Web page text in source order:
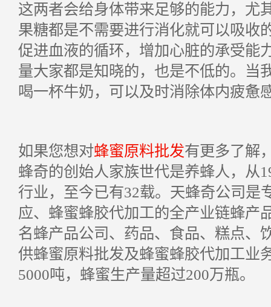
这两者会给身体带来足够的能力，尤
果糖都是不需要进行消化就可以吸收
促进血液的循环，增加心脏的承受能
量大家都是知晓的，也是不低的。当
喝一杯牛奶，可以及时消除体内疲惫
如果您想对蜂蜜原料批发有更多了解
蜂奇的创始人家族世代是养蜂人，从
行业，至今已有32载。天蜂奇公司是
应、蜂蜜蜂胶代加工的全产业链蜂产
名蜂产品公司、药品、食品、糕点、
供蜂蜜原料批发及蜂蜜蜂胶代加工业
5000吨，蜂蜜生产量超过200万瓶。